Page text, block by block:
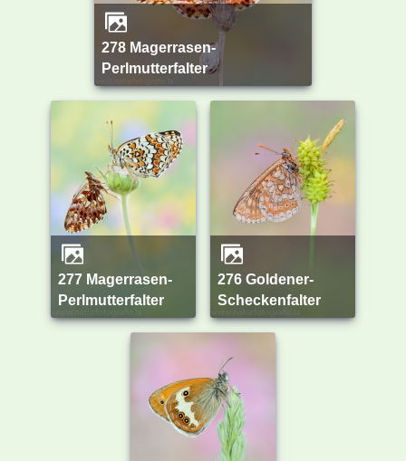
278 Magerrasen-
Perlmutterfalter
277 Magerrasen-
Perlmutterfalter
276 Goldener-
Scheckenfalter